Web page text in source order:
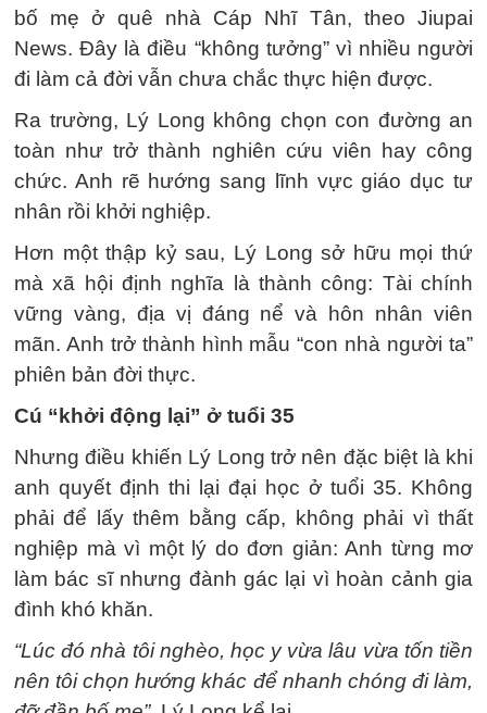
bố mẹ ở quê nhà Cáp Nhĩ Tân, theo Jiupai
News. Đây là điều “không tưởng” vì nhiều người
đi làm cả đời vẫn chưa chắc thực hiện được.
Ra trường, Lý Long không chọn con đường an
toàn như trở thành nghiên cứu viên hay công
chức. Anh rẽ hướng sang lĩnh vực giáo dục tư
nhân rồi khởi nghiệp.
Hơn một thập kỷ sau, Lý Long sở hữu mọi thứ
mà xã hội định nghĩa là thành công: Tài chính
vững vàng, địa vị đáng nể và hôn nhân viên
mãn. Anh trở thành hình mẫu “con nhà người ta”
phiên bản đời thực.
Cú “khởi động lại” ở tuổi 35
Nhưng điều khiến Lý Long trở nên đặc biệt là khi
anh quyết định thi lại đại học ở tuổi 35. Không
phải để lấy thêm bằng cấp, không phải vì thất
nghiệp mà vì một lý do đơn giản: Anh từng mơ
làm bác sĩ nhưng đành gác lại vì hoàn cảnh gia
đình khó khăn.
“Lúc đó nhà tôi nghèo, học y vừa lâu vừa tốn tiền
nên tôi chọn hướng khác để nhanh chóng đi làm,